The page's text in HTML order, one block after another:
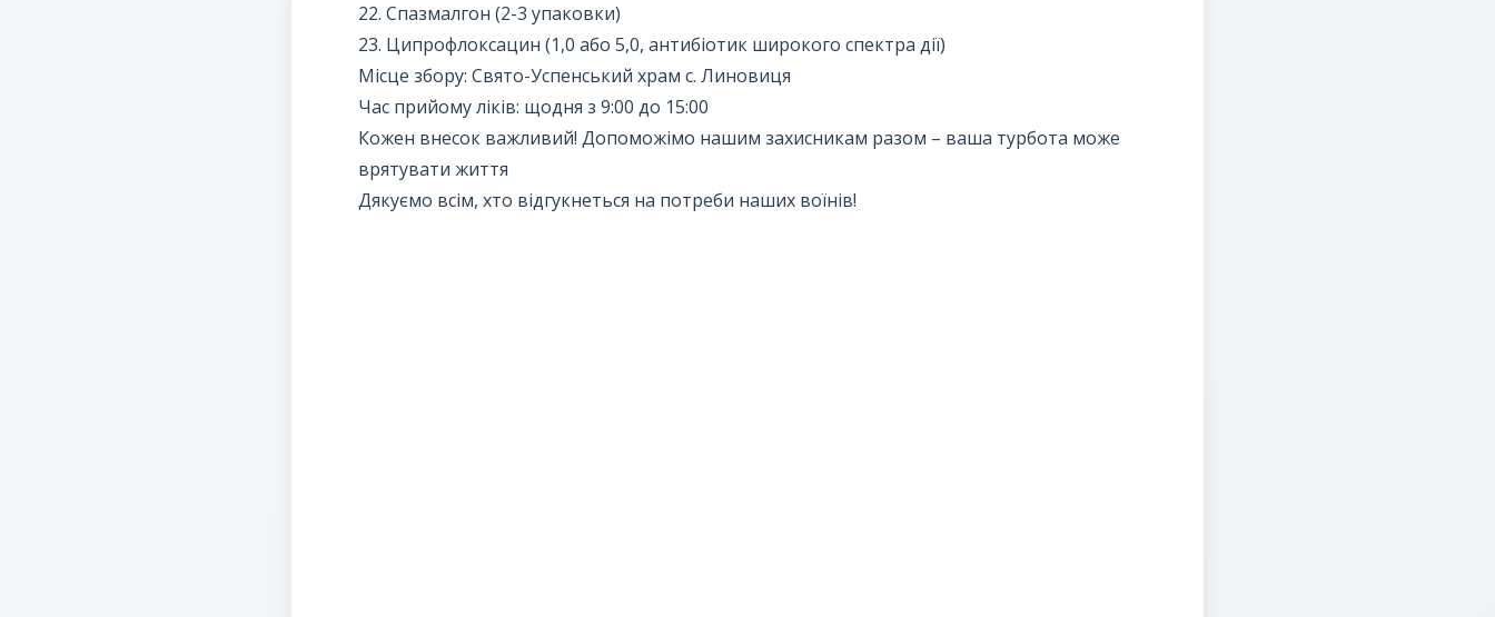
22. Спазмалгон (2-3 упаковки)
23. Ципрофлоксацин (1,0 або 5,0, антибіотик широкого спектра дії)
Місце збору: Свято-Успенський храм с. Линовиця
Час прийому ліків: щодня з 9:00 до 15:00
Кожен внесок важливий! Допоможімо нашим захисникам разом – ваша турбота може
врятувати життя
Дякуємо всім, хто відгукнеться на потреби наших воїнів!